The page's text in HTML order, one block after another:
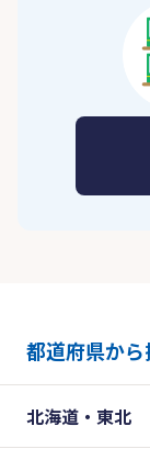
都道府県から
北海道・東北